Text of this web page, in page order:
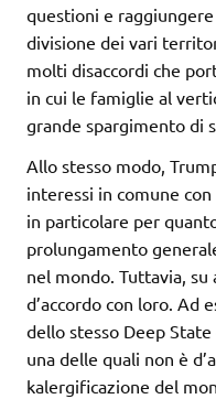
questioni e
divisione dei vari
molti disaccordi che
in cui le famiglie al
grande spargimento di
Allo stesso modo,
interessi in comune
in particolare per
prolungamento
nel mondo. Tuttavia,
d’accordo con loro. Ad
dello stesso Deep
una delle quali non è
kalergificazione del